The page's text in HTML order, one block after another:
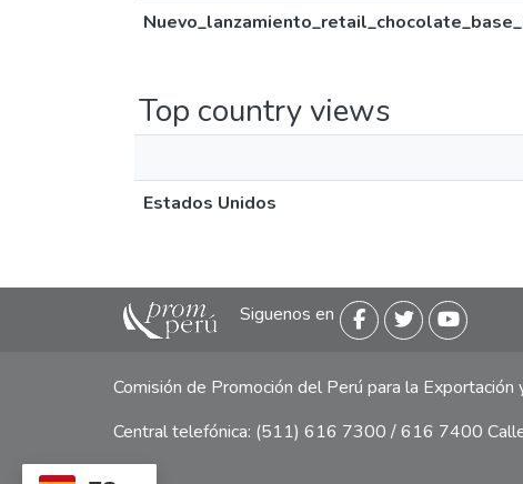
Top country views
Estados Unidos
Siguenos en
Comisión de Promoción del Perú para la
Central telefónica: (511) 616 7300 / 616 7400